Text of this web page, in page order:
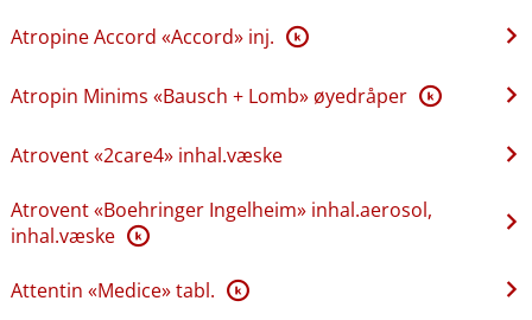
Atropine Accord «Accord» inj. K
Atropin Minims «Bausch + Lomb» øyedråper K
Atrovent «2care4» inhal.væske
Atrovent «Boehringer Ingelheim» inhal.aerosol,
inhal.væske K
Attentin «Medice» tabl. K